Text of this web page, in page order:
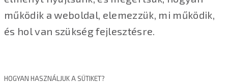
működik a weboldal, elemezzük, mi működik,
és hol van szükség fejlesztésre.
HOGYAN HASZNÁLJUK A SÜTIKET?